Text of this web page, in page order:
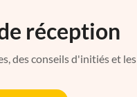
réception
des conseils d'initiés et les